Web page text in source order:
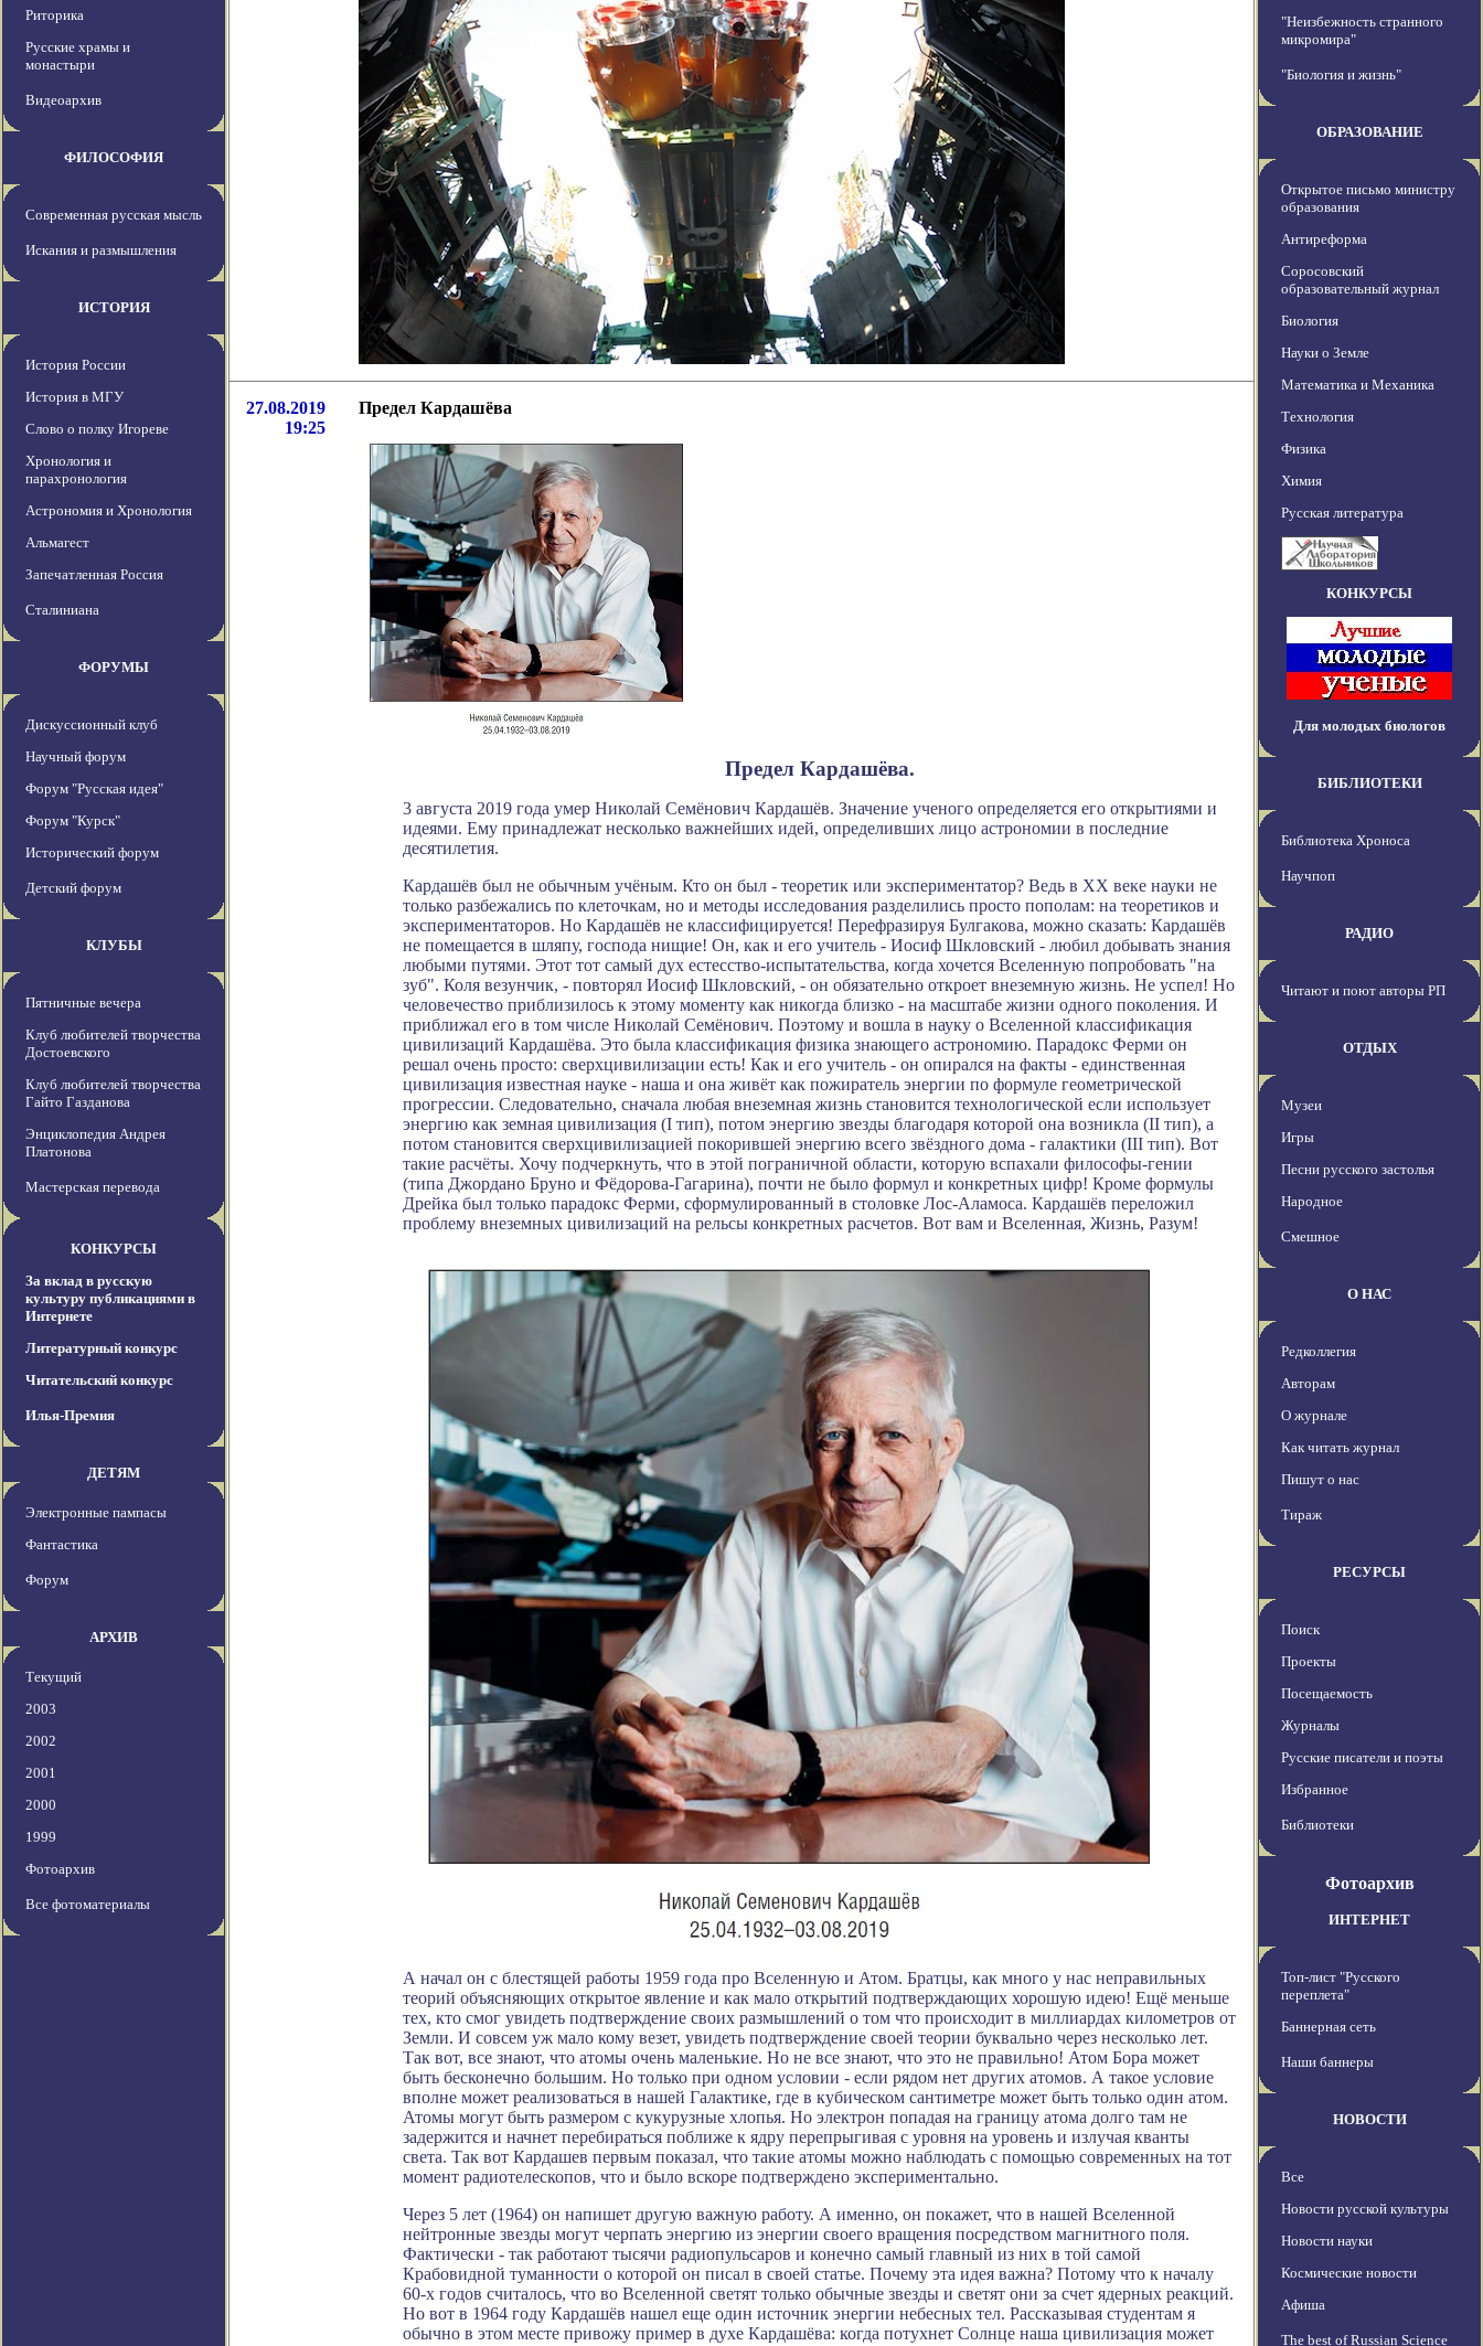
Риторика
Русские храмы и
монастыри
Видеоархив
ФИЛОСОФИЯ
Современная русская мысль
Искания и размышления
ИСТОРИЯ
История России
История в МГУ
Слово о полку Игореве
Хронология и
парахронология
Астрономия и Хронология
Альмагест
Запечатленная Россия
Сталиниана
ФОРУМЫ
Дискуссионный клуб
Научный форум
Форум "Русская идея"
Форум "Курск"
Исторический форум
Детский форум
КЛУБЫ
Пятничные вечера
Клуб любителей творчества
Достоевского
Клуб любителей творчества
Гайто Газданова
Энциклопедия Андрея
Платонова
Мастерская перевода
КОНКУРСЫ
За вклад в русскую
культуру публикациями в
Интернете
Литературный конкурс
Читательский конкурс
Илья-Премия
ДЕТЯМ
Электронные пампасы
Фантастика
Форум
АРХИВ
Текущий
2003
2002
2001
2000
1999
Фотоархив
Все фотоматериалы
27.08.2019
19:25
Предел Кардашёва
Предел Кардашёва.
3 августа 2019 года умер Николай Семёнович Кардашёв. Значение ученого определяется его открытиями и
идеями. Ему принадлежат несколько важнейших идей, определивших лицо астрономии в последние
десятилетия.
Кардашёв был не обычным учёным. Кто он был - теоретик или экспериментатор? Ведь в XX веке науки не
только разбежались по клеточкам, но и методы исследования разделились просто пополам: на теоретиков и
экспериментаторов. Но Кардашёв не классифицируется! Перефразируя Булгакова, можно сказать: Кардашёв
не помещается в шляпу, господа нищие! Он, как и его учитель - Иосиф Шкловский - любил добывать знания
любыми путями. Этот тот самый дух естесство-испытательства, когда хочется Вселенную попробовать "на
зуб". Коля везунчик, - повторял Иосиф Шкловский, - он обязательно откроет внеземную жизнь. Не успел! Но
человечество приблизилось к этому моменту как никогда близко - на масштабе жизни одного поколения. И
приближал его в том числе Николай Семёнович. Поэтому и вошла в науку о Вселенной классификация
цивилизаций Кардашёва. Это была классификация физика знающего астрономию. Парадокс Ферми он
решал очень просто: сверхцивилизации есть! Как и его учитель - он опирался на факты - единственная
цивилизация известная науке - наша и она живёт как пожиратель энергии по формуле геометрической
прогрессии. Следовательно, сначала любая внеземная жизнь становится технологической если использует
энергию как земная цивилизация (I тип), потом энергию звезды благодаря которой она возникла (II тип), а
потом становится сверхцивилизацией покорившей энергию всего звёздного дома - галактики (III тип). Вот
такие расчёты. Хочу подчеркнуть, что в этой пограничной области, которую вспахали философы-гении
(типа Джордано Бруно и Фёдорова-Гагарина), почти не было формул и конкретных цифр! Кроме формулы
Дрейка был только парадокс Ферми, сформулированный в столовке Лос-Аламоса. Кардашёв переложил
проблему внеземных цивилизаций на рельсы конкретных расчетов. Вот вам и Вселенная, Жизнь, Разум!
А начал он с блестящей работы 1959 года про Вселенную и Атом. Братцы, как много у нас неправильных
теорий объясняющих открытое явление и как мало открытий подтверждающих хорошую идею! Ещё меньше
тех, кто смог увидеть подтверждение своих размышлений о том что происходит в миллиардах километров от
Земли. И совсем уж мало кому везет, увидеть подтверждение своей теории буквально через несколько лет.
Так вот, все знают, что атомы очень маленькие. Но не все знают, что это не правильно! Атом Бора может
быть бесконечно большим. Но только при одном условии - если рядом нет других атомов. А такое условие
вполне может реализоваться в нашей Галактике, где в кубическом сантиметре может быть только один атом.
Атомы могут быть размером с кукурузные хлопья. Но электрон попадая на границу атома долго там не
задержится и начнет перебираться поближе к ядру перепрыгивая с уровня на уровень и излучая кванты
света. Так вот Кардашев первым показал, что такие атомы можно наблюдать с помощью современных на тот
момент радиотелескопов, что и было вскоре подтверждено экспериментально.
Через 5 лет (1964) он напишет другую важную работу. А именно, он покажет, что в нашей Вселенной
нейтронные звезды могут черпать энергию из энергии своего вращения посредством магнитного поля.
Фактически - так работают тысячи радиопульсаров и конечно самый главный из них в той самой
Крабовидной туманности о которой он писал в своей статье. Почему эта идея важна? Потому что к началу
60-х годов считалось, что во Вселенной светят только обычные звезды и светят они за счет ядерных реакций.
Но вот в 1964 году Кардашёв нашел еще один источник энергии небесных тел. Рассказывая студентам я
обычно в этом месте привожу пример в духе Кардашёва: когда потухнет Солнце наша цивилизация может
"Неизбежность странного
микромира"
"Биология и жизнь"
ОБРАЗОВАНИЕ
Открытое письмо министру
образования
Антиреформа
Соросовский
образовательный журнал
Биология
Науки о Земле
Математика и Механика
Технология
Физика
Химия
Русская литература
КОНКУРСЫ
Для молодых биологов
БИБЛИОТЕКИ
Библиотека Хроноса
Научпоп
РАДИО
Читают и поют авторы РП
ОТДЫХ
Музеи
Игры
Песни русского застолья
Народное
Смешное
О НАС
Редколлегия
Авторам
О журнале
Как читать журнал
Пишут о нас
Тираж
РЕСУРСЫ
Поиск
Проекты
Посещаемость
Журналы
Русские писатели и поэты
Избранное
Библиотеки
Фотоархив
ИНТЕРНЕТ
Топ-лист "Русского
переплета"
Баннерная сеть
Наши баннеры
НОВОСТИ
Все
Новости русской культуры
Новости науки
Космические новости
Афиша
The best of Russian Science